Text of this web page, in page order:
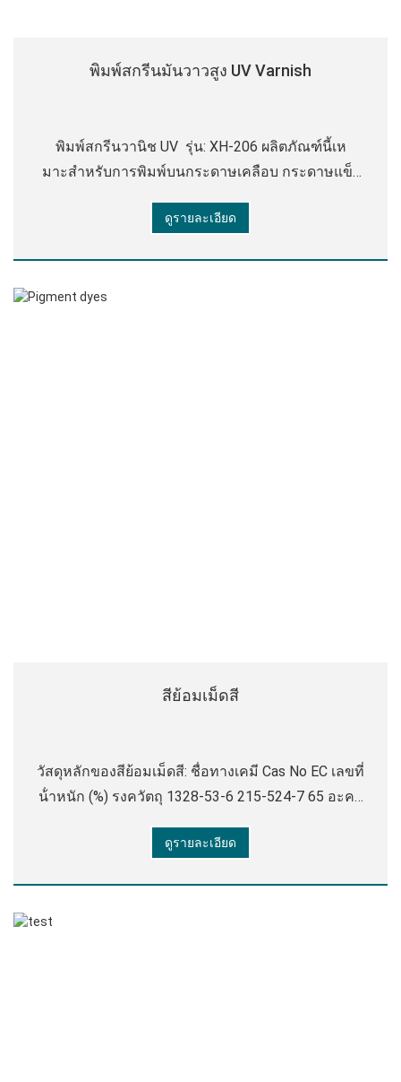
พิมพ์สกรีนมันวาวสูง UV Varnish
พิมพ์สกรีนวานิช UV รุ่น: XH-206 ผลิตภัณฑ์นี้เห
มาะสําหรับการพิมพ์บนกระดาษเคลือบ กระดาษแข็ง
ไพรเมอร์ มีพื้นผิวเรียบ มันวาวสูง กลิ่นต่ํา สีเหลือง r
ดูรายละเอียด
สีย้อมเม็ดสี
วัสดุหลักของสีย้อมเม็ดสี: ชื่อทางเคมี Cas No EC เลขที่
น้ําหนัก (%) รงควัตถุ 1328-53-6 215-524-7 65 อะคริ
ดูรายละเอียด